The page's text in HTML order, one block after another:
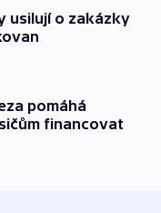
usilují o zakázky
pomáhá
financovat